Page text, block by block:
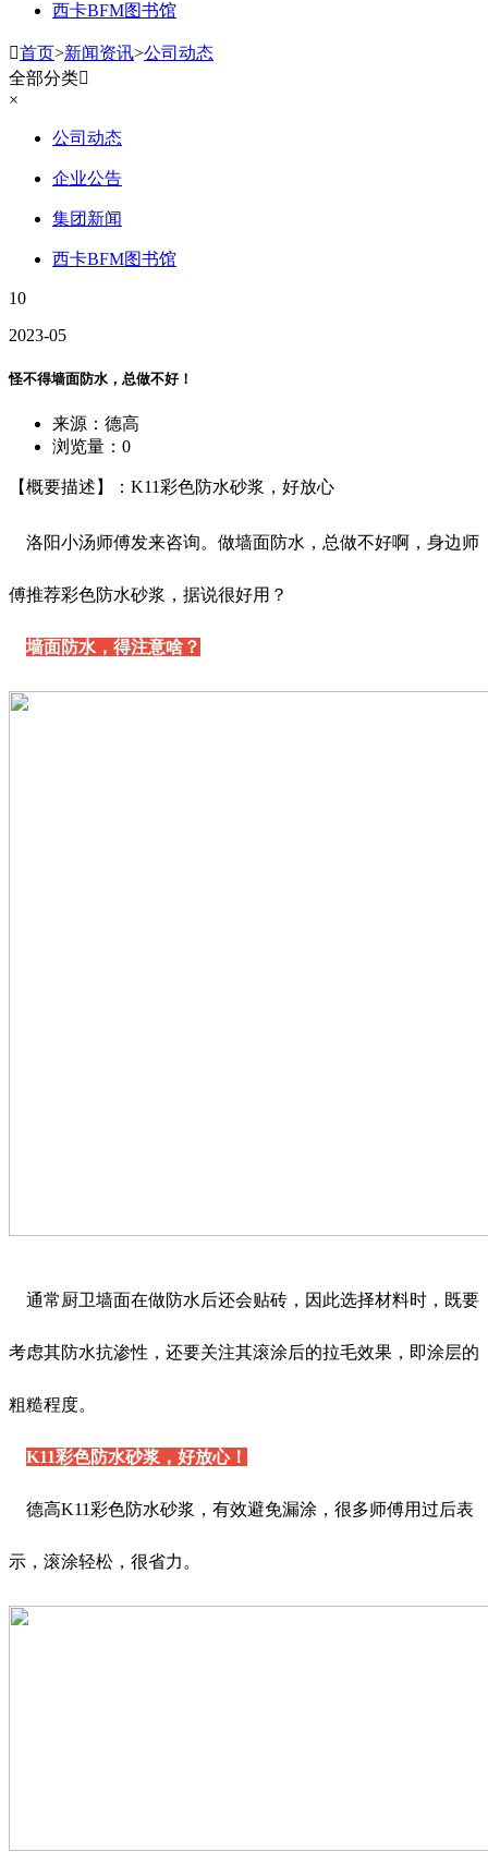
西卡BFM图书馆
首页>新闻资讯>公司动态
全部分类
×
公司动态
企业公告
集团新闻
西卡BFM图书馆
10
2023-05
怪不得墙面防水，总做不好！
来源：德高
浏览量： 0
【概要描述】：K11彩色防水砂浆，好放心
洛阳小汤师傅发来咨询。做墙面防水，总做不好啊，身边师
傅推荐彩色防水砂浆，据说很好用？
墙面防水，得注意啥？
通常厨卫墙面在做防水后还会贴砖，因此选择材料时，既要
考虑其防水抗渗性，还要关注其滚涂后的拉毛效果，即涂层的
粗糙程度。
K11彩色防水砂浆，好放心！
德高K11彩色防水砂浆，有效避免漏涂，很多师傅用过后表
示，滚涂轻松，很省力。